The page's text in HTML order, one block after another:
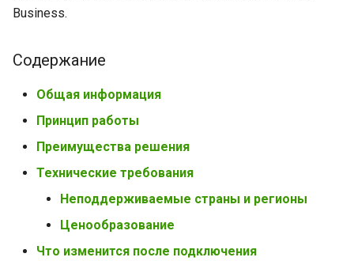
Business.
Содержание
Общая информация
Принцип работы
Преимущества решения
Технические требования
Неподдерживаемые страны и регионы
Ценообразование
Что изменится после подключения